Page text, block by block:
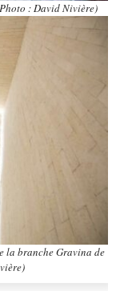
: David Nivière)
la branche Gravina de